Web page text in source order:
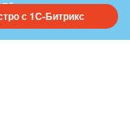
с 1С-Битрикс